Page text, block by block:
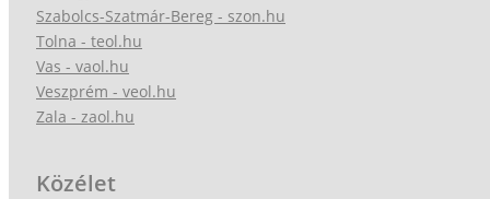
Szabolcs-Szatmár-Bereg - szon.hu
Tolna - teol.hu
Vas - vaol.hu
Veszprém - veol.hu
Zala - zaol.hu
Közélet